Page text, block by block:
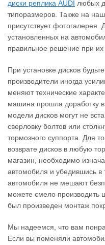
диски реплика AUDI любых
типоразмеров. Также на
присутствует
установленных на
правильное решение при
При установке дисков
производители иногда
меняют технические
машина прошла доработку
модели дисков могут не
сверловку болтов или
тормозного суппорта. Для
возврате дисков в любую
магазин, необходимо
автомобиля и убедившись в
автомобиля не мешают
можете смело производить
был произведен монтаж
Мы надеемся, что вам
Если вы поменяли